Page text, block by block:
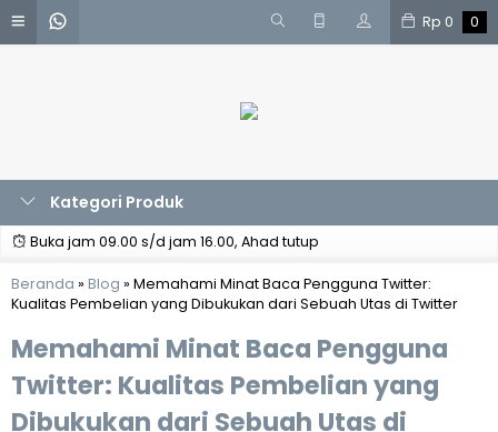
Rp 0 0
Kategori Produk
Buka jam 09.00 s/d jam 16.00, Ahad tutup
Beranda » Blog » Memahami Minat Baca Pengguna Twitter:
Kualitas Pembelian yang Dibukukan dari Sebuah Utas di Twitter
Memahami Minat Baca Pengguna
Twitter: Kualitas Pembelian yang
Dibukukan dari Sebuah Utas di